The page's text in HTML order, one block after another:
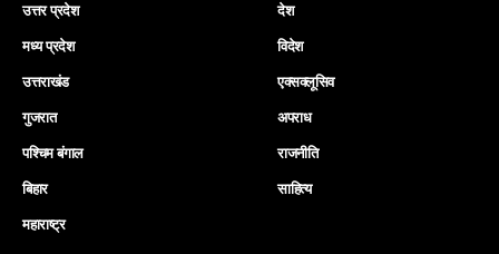
उत्तर प्रदेश
मध्य प्रदेश
उत्तराखंड
गुजरात
पश्चिम बंगाल
बिहार
महाराष्ट्र
देश
विदेश
एक्सक्लूसिव
अपराध
राजनीति
साहित्य